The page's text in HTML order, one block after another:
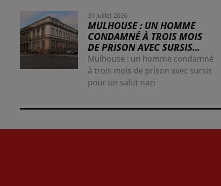
31 juillet 2026
MULHOUSE : UN HOMME
CONDAMNÉ À TROIS MOIS
DE PRISON AVEC SURSIS...
Mulhouse : un homme condamné
à trois mois de prison avec sursis
pour un salut nazi